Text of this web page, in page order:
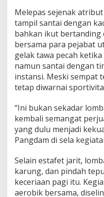
Melepas sejenak
tampil santai dengan
bahkan ikut bertanding
bersama para pejabat
gelak tawa pecah
namun santai dengan
instansi. Meski sempat
tetap diwarnai
“Ini bukan sekadar
kembali semangat
yang dulu menjadi
Pangdam di sela
Selain estafet jarit,
karung, dan pindah
keceriaan pagi itu.
aerobik bersama,